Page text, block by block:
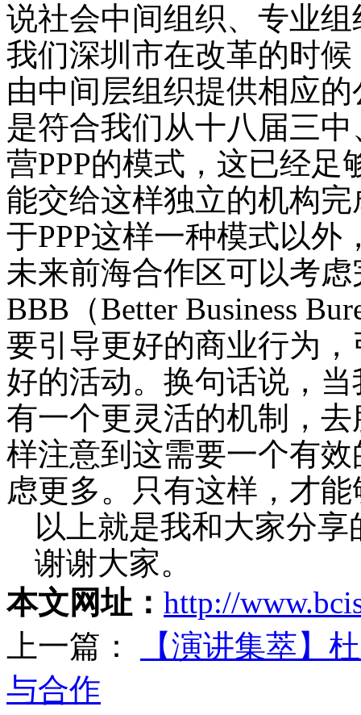
说社会中间组织、专业
我们深圳市在改革的时
由中间层组织提供相应
是符合我们从十八届三
营PPP的模式，这已经
能交给这样独立的机构
于PPP这样一种模式以
未来前海合作区可以考
BBB（Better Business
要引导更好的商业行为
好的活动。换句话说，
有一个更灵活的机制，
样注意到这需要一个有
虑更多。只有这样，才
以上就是我和大家分享
谢谢大家。
本文网址： http://
上一篇：
【演讲集萃】
与合作